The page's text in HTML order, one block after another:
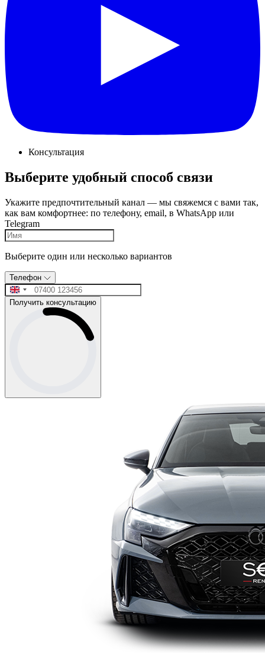
Консультация
Выберите удобный способ связи
Укажите предпочтительный канал — мы свяжемся с вами так,
как вам комфортнее: по телефону, email, в WhatsApp или
Telegram
Выберите один или несколько вариантов
Телефон
Получить консультацию